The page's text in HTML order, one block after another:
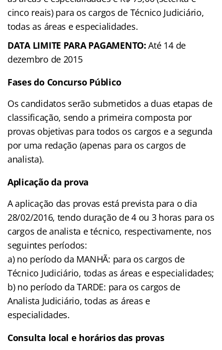
cinco reais) para os cargos de Técnico Judiciário,
todas as áreas e especialidades.
DATA LIMITE PARA PAGAMENTO: Até 14 de
dezembro de 2015
Fases do Concurso Público
Os candidatos serão submetidos a duas etapas de
classificação, sendo a primeira composta por
provas objetivas para todos os cargos e a segunda
por uma redação (apenas para os cargos de
analista).
Aplicação da prova
A aplicação das provas está prevista para o dia
28/02/2016, tendo duração de 4 ou 3 horas para os
cargos de analista e técnico, respectivamente, nos
seguintes períodos:
a) no período da MANHÃ: para os cargos de
Técnico Judiciário, todas as áreas e especialidades;
b) no período da TARDE: para os cargos de
Analista Judiciário, todas as áreas e
especialidades.
Consulta local e horários das provas